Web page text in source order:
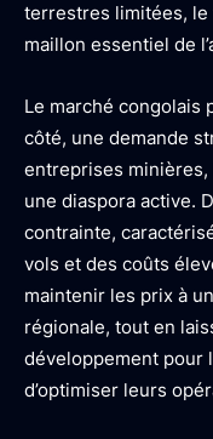
terrestres limitées,
maillon essentiel de
Le marché congolais
côté, une demande
entreprises
une diaspora active.
contrainte,
vols et des coûts
maintenir les prix à
régionale, tout en
développement pour
d’optimiser leurs